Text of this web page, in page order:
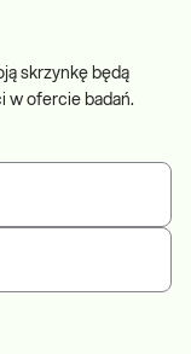
skrzynkę będą
w ofercie badań.